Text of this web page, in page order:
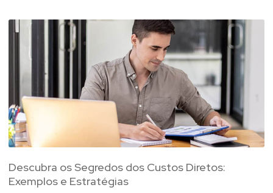
Descubra os Segredos dos Custos Diretos:
Exemplos e Estratégias